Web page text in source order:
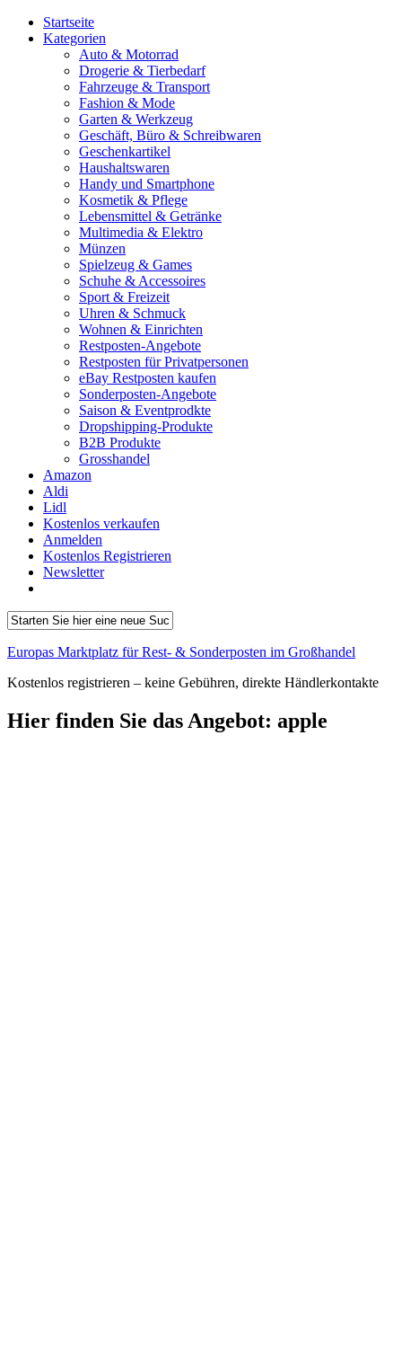
Startseite
Kategorien
Auto & Motorrad
Drogerie & Tierbedarf
Fahrzeuge & Transport
Fashion & Mode
Garten & Werkzeug
Geschäft, Büro & Schreibwaren
Geschenkartikel
Haushaltswaren
Handy und Smartphone
Kosmetik & Pflege
Lebensmittel & Getränke
Multimedia & Elektro
Münzen
Spielzeug & Games
Schuhe & Accessoires
Sport & Freizeit
Uhren & Schmuck
Wohnen & Einrichten
Restposten-Angebote
Restposten für Privatpersonen
eBay Restposten kaufen
Sonderposten-Angebote
Saison & Eventprodkte
Dropshipping-Produkte
B2B Produkte
Grosshandel
Amazon
Aldi
Lidl
Kostenlos verkaufen
Anmelden
Kostenlos Registrieren
Newsletter
Europas Marktplatz für Rest- & Sonderposten im Großhandel
Kostenlos registrieren – keine Gebühren, direkte Händlerkontakte
Hier finden Sie das Angebot: apple